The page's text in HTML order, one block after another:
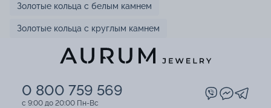
Золотые кольца с белым камнем
Золотые кольца с круглым камнем
0 800 759 569
c 9:00 до 20:00 Пн-Вс